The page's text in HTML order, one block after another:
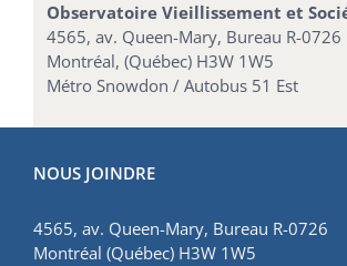
Observatoire Vieillissement et
4565, av. Queen-Mary, Bureau R-0726
Montréal, (Québec) H3W 1W5
Métro Snowdon / Autobus 51 Est
NOUS JOINDRE
4565, av. Queen-Mary, Bureau R-0726
Montréal (Québec) H3W 1W5